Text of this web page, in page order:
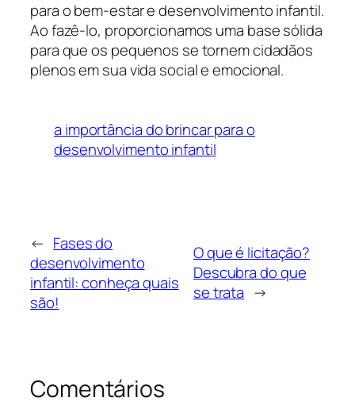
para o bem-estar e desenvolvimento infantil.
Ao fazê-lo, proporcionamos uma base sólida
para que os pequenos se tornem cidadãos
plenos em sua vida social e emocional.
a importância do brincar para o
desenvolvimento infantil
← Fases do
desenvolvimento
infantil: conheça quais
são!
O que é licitação?
Descubra do que
se trata →
Comentários